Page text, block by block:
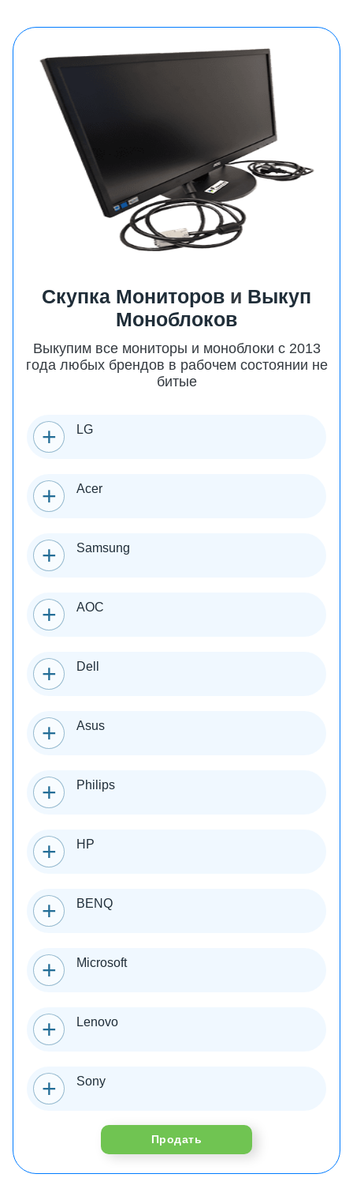
Скупка Мониторов и Выкуп
Моноблоков
Выкупим все мониторы и моноблоки с 2013
года любых брендов в рабочем состоянии не
битые
LG
Acer
Samsung
AOC
Dell
Asus
Philips
HP
BENQ
Microsoft
Lenovo
Sony
Продать